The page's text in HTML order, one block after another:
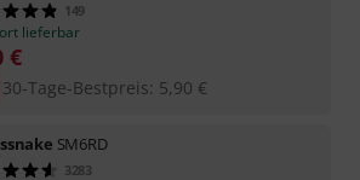
149
lieferbar
€
30-Tage-Bestpreis: 5,90 €
SM6RD
3283